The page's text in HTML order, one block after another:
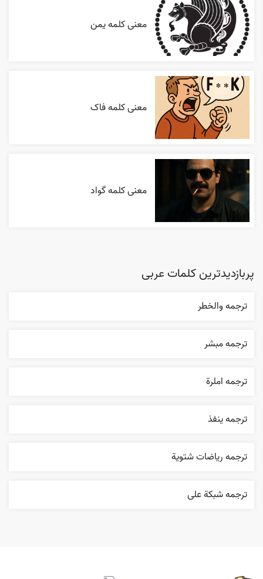
معنی کلمه یمن
معنی کلمه فاک
معنی کلمه گواد
پربازدیدترین کلمات عربی
ترجمه والخطر
ترجمه مبشر
ترجمه املرة
ترجمه ينفذ
ترجمه رياضات شتوية
ترجمه شبکة علی